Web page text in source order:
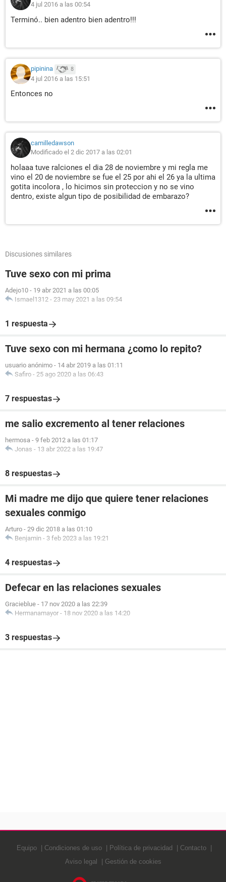
4 jul 2016 a las 00:54
Terminó.. bien adentro bien adentro!!!
pipinina 8
4 jul 2016 a las 15:51
Entonces no
camilledawson
Modificado el 2 dic 2017 a las 02:01
holaaa tuve ralciones el dia 28 de noviembre y mi regla me
vino el 20 de noviembre se fue el 25 por ahi el 26 ya la ultima
gotita incolora , lo hicimos sin proteccion y no se vino
dentro, existe algun tipo de posibilidad de embarazo?
Discusiones similares
Tuve sexo con mi prima
Adejo10 - 19 abr 2021 a las 00:05
Ismael1312 - 23 may 2021 a las 09:54
1 respuesta
Tuve sexo con mi hermana ¿como lo repito?
usuario anónimo - 14 abr 2019 a las 01:11
Safiro - 25 ago 2020 a las 06:43
7 respuestas
me salio excremento al tener relaciones
hermosa - 9 feb 2012 a las 01:17
Jonas - 13 abr 2022 a las 19:47
8 respuestas
Mi madre me dijo que quiere tener relaciones
sexuales conmigo
Arturo - 29 dic 2018 a las 01:10
Benjamin - 3 feb 2023 a las 19:21
4 respuestas
Defecar en las relaciones sexuales
Gracieblue - 17 nov 2020 a las 22:39
Hermanamayor - 18 nov 2020 a las 14:20
3 respuestas
Equipo Condiciones de uso Política de privacidad
Contacto
Aviso legal
Gestión de cookies